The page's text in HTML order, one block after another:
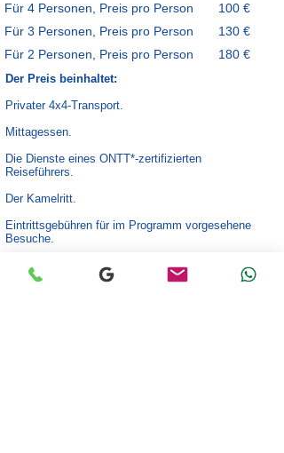
Für 4 Personen, Preis pro Person
100 €
Für 3 Personen, Preis pro Person
130 €
Für 2 Personen, Preis pro Person
180 €
Der Preis beinhaltet:
Privater 4x4-Transport.
Mittagessen.
Die Dienste eines ONTT*-zertifizierten
Reiseführers.
Der Kamelritt.
Eintrittsgebühren für im Programm vorgesehene
Besuche.
Im Preis nicht inbegriffen: